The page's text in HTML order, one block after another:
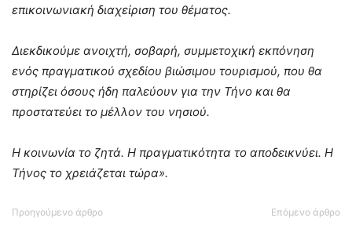
επικοινωνιακή διαχείριση του θέματος.
Διεκδικούμε ανοιχτή, σοβαρή, συμμετοχική εκπόνηση
ενός πραγματικού σχεδίου βιώσιμου τουρισμού, που θα
στηρίζει όσους ήδη παλεύουν για την Τήνο και θα
προστατεύει το μέλλον του νησιού.
Η κοινωνία το ζητά. Η πραγματικότητα το αποδεικνύει. Η
Τήνος το χρειάζεται τώρα».
Προηγούμενο άρθρο Επόμενο άρθρο